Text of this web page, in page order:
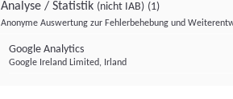
Analyse / Statistik (nicht IAB) (1)
Anonyme Auswertung zur Fehlerbehebung und
Google Analytics
Google Ireland Limited, Irland